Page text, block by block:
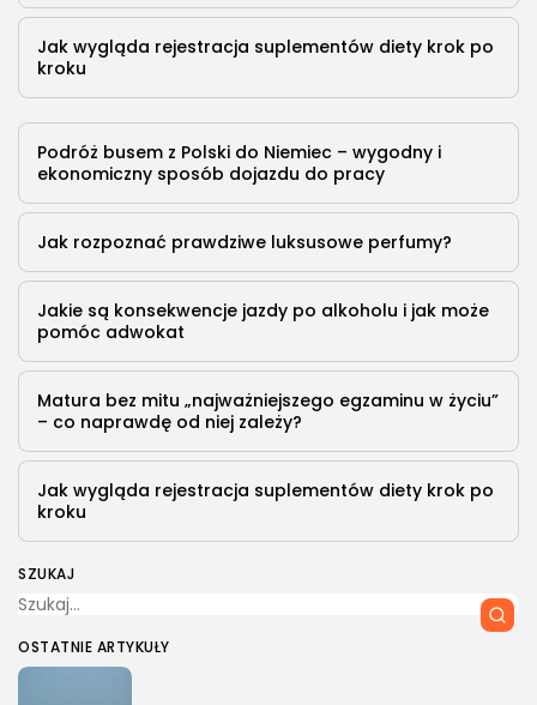
Jak wygląda rejestracja suplementów diety krok po
kroku
Podróż busem z Polski do Niemiec – wygodny i
ekonomiczny sposób dojazdu do pracy
Jak rozpoznać prawdziwe luksusowe perfumy?
Jakie są konsekwencje jazdy po alkoholu i jak może
pomóc adwokat
Matura bez mitu „najważniejszego egzaminu w życiu”
– co naprawdę od niej zależy?
Jak wygląda rejestracja suplementów diety krok po
kroku
SZUKAJ
OSTATNIE ARTYKUŁY